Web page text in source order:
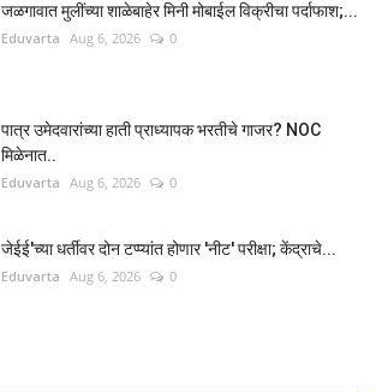
जळगावात मुलींच्या शाळेबाहेर मिनी मोबाईल विक्रीचा पर्दाफाश;...
Eduvarta Aug 6, 2026 0
पात्र उमेदवारांच्या हाती प्राध्यापक भरतीचे गाजर? NOC
मिळेनात..
Eduvarta Aug 6, 2026 0
जेईई'च्या धर्तीवर दोन टप्प्यांत होणार 'नीट' परीक्षा; केंद्राचे...
Eduvarta Aug 6, 2026 0